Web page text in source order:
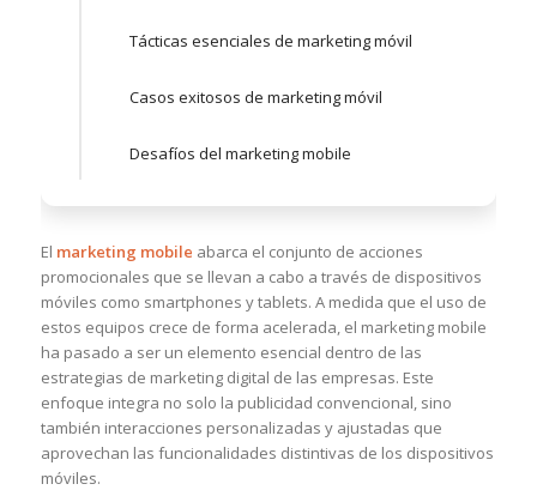
Tácticas esenciales de marketing móvil
Casos exitosos de marketing móvil
Desafíos del marketing mobile
El marketing mobile abarca el conjunto de acciones
promocionales que se llevan a cabo a través de dispositivos
móviles como smartphones y tablets. A medida que el uso de
estos equipos crece de forma acelerada, el marketing mobile
ha pasado a ser un elemento esencial dentro de las
estrategias de marketing digital de las empresas. Este
enfoque integra no solo la publicidad convencional, sino
también interacciones personalizadas y ajustadas que
aprovechan las funcionalidades distintivas de los dispositivos
móviles.